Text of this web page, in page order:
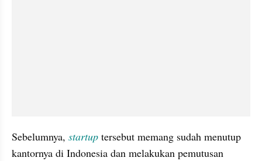
Sebelumnya, startup tersebut memang sudah menutup
kantornya di Indonesia dan melakukan pemutusan